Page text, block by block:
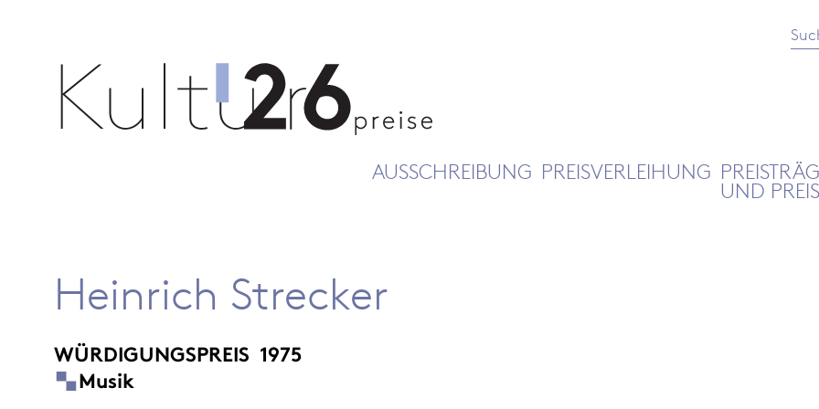
AUSSCHREIBUNG PREISVERLEIHUNG
UND
Heinrich Strecker
WÜRDIGUNGSPREIS 1975
Musik